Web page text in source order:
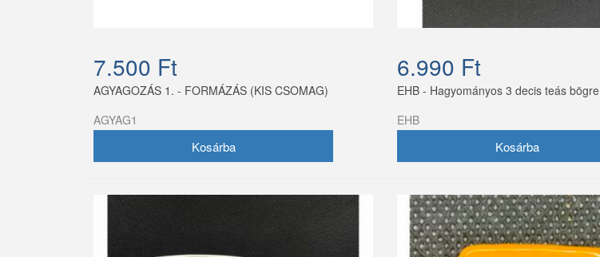
7.500 Ft
AGYAGOZÁS 1. - FORMÁZÁS (KIS CSOMAG)
AGYAG1
6.990 Ft
EHB - Hagyományos 3 decis teás bögre
EHB